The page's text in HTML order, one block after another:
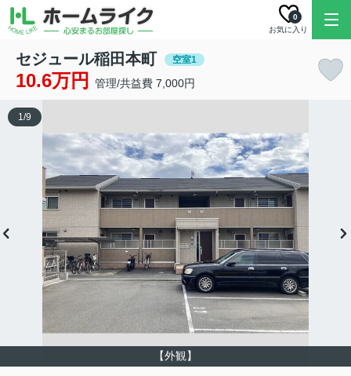
お気に入り
0
セジュール稲田本町 空室1
10.6万円 管理/共益費 7,000円
【外観】
1/9